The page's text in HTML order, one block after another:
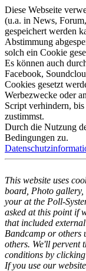
Diese Webseite
(u.a. in News,
gespeichert werden
Abstimmung
solch ein Cookie
Es können auch
Facebook,
Cookies gesetzt
Werbezwecke oder
Script verhindern,
zustimmst.
Durch die Nutzung
Bedingungen zu.
This website uses
board, Photo
your at the Poll-
asked at this point if
that included
Bandcamp or others
others. We'll pervent
conditions by
If you use our